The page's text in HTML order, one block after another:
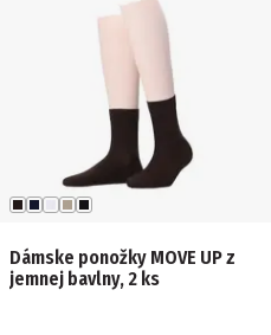
Dámske ponožky MOVE UP z
jemnej bavlny, 2 ks